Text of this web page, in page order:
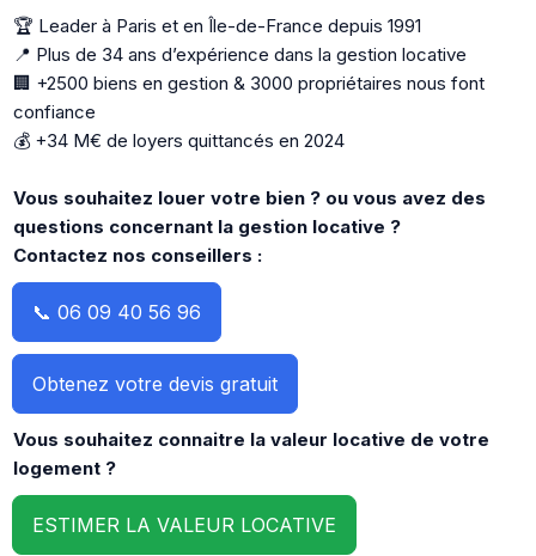
🏆 Leader à Paris et en Île-de-France depuis 1991
📍 Plus de 34 ans d’expérience dans la gestion locative
🏢 +2500 biens en gestion & 3000 propriétaires nous font
confiance
💰 +34 M€ de loyers quittancés en 2024
Vous souhaitez louer votre bien ? ou vous avez des
questions concernant la gestion locative ?
Contactez nos conseillers :
📞 06 09 40 56 96
Obtenez votre devis gratuit
Vous souhaitez connaitre la valeur locative de votre
logement ?
ESTIMER LA VALEUR LOCATIVE